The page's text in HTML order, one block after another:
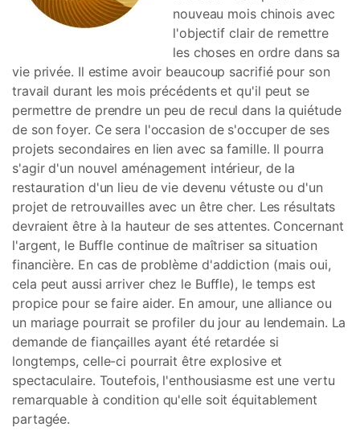
nouveau mois chinois avec
l'objectif clair de remettre
les choses en ordre dans sa
vie privée. Il estime avoir beaucoup sacrifié pour son
travail durant les mois précédents et qu'il peut se
permettre de prendre un peu de recul dans la quiétude
de son foyer. Ce sera l'occasion de s'occuper de ses
projets secondaires en lien avec sa famille. Il pourra
s'agir d'un nouvel aménagement intérieur, de la
restauration d'un lieu de vie devenu vétuste ou d'un
projet de retrouvailles avec un être cher. Les résultats
devraient être à la hauteur de ses attentes. Concernant
l'argent, le Buffle continue de maîtriser sa situation
financière. En cas de problème d'addiction (mais oui,
cela peut aussi arriver chez le Buffle), le temps est
propice pour se faire aider. En amour, une alliance ou
un mariage pourrait se profiler du jour au lendemain. La
demande de fiançailles ayant été retardée si
longtemps, celle-ci pourrait être explosive et
spectaculaire. Toutefois, l'enthousiasme est une vertu
remarquable à condition qu'elle soit équitablement
partagée.